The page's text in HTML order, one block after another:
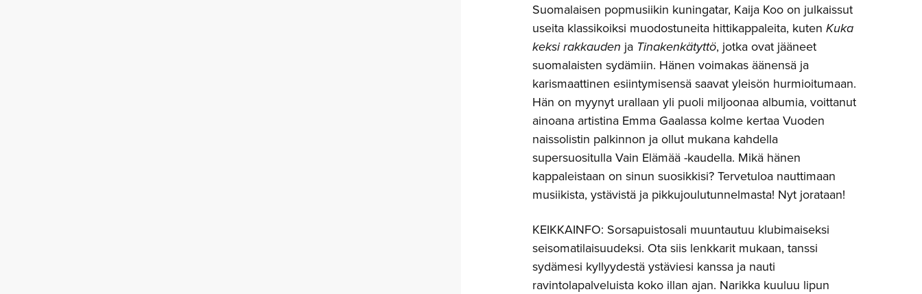
Suomalaisen popmusiikin kuningatar, Kaija Koo on julkaissut
useita klassikoiksi muodostuneita hittikappaleita, kuten Kuka
keksi rakkauden ja Tinakenkätyttö, jotka ovat jääneet
suomalaisten sydämiin. Hänen voimakas äänensä ja
karismaattinen esiintymisensä saavat yleisön hurmioitumaan.
Hän on myynyt urallaan yli puoli miljoonaa albumia, voittanut
ainoana artistina Emma Gaalassa kolme kertaa Vuoden
naissolistin palkinnon ja ollut mukana kahdella
supersuositulla Vain Elämää -kaudella. Mikä hänen
kappaleistaan on sinun suosikkisi? Tervetuloa nauttimaan
musiikista, ystävistä ja pikkujoulutunnelmasta! Nyt jorataan!
KEIKKAINFO: Sorsapuistosali muuntautuu klubimaiseksi
seisomatilaisuudeksi. Ota siis lenkkarit mukaan, tanssi
sydämesi kyllyydestä ystäviesi kanssa ja nauti
ravintolapalveluista koko illan ajan. Narikka kuuluu lipun